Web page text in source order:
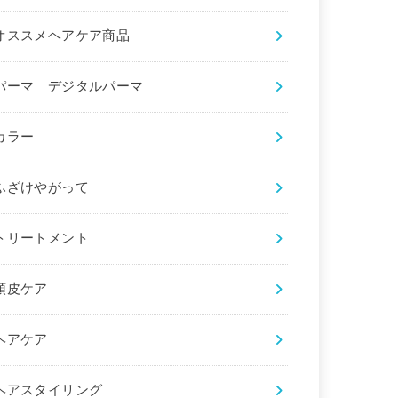
ススメヘアケア商品
ーマ デジタルパーマ
ラー
ざけやがって
リートメント
皮ケア
アケア
アスタイリング